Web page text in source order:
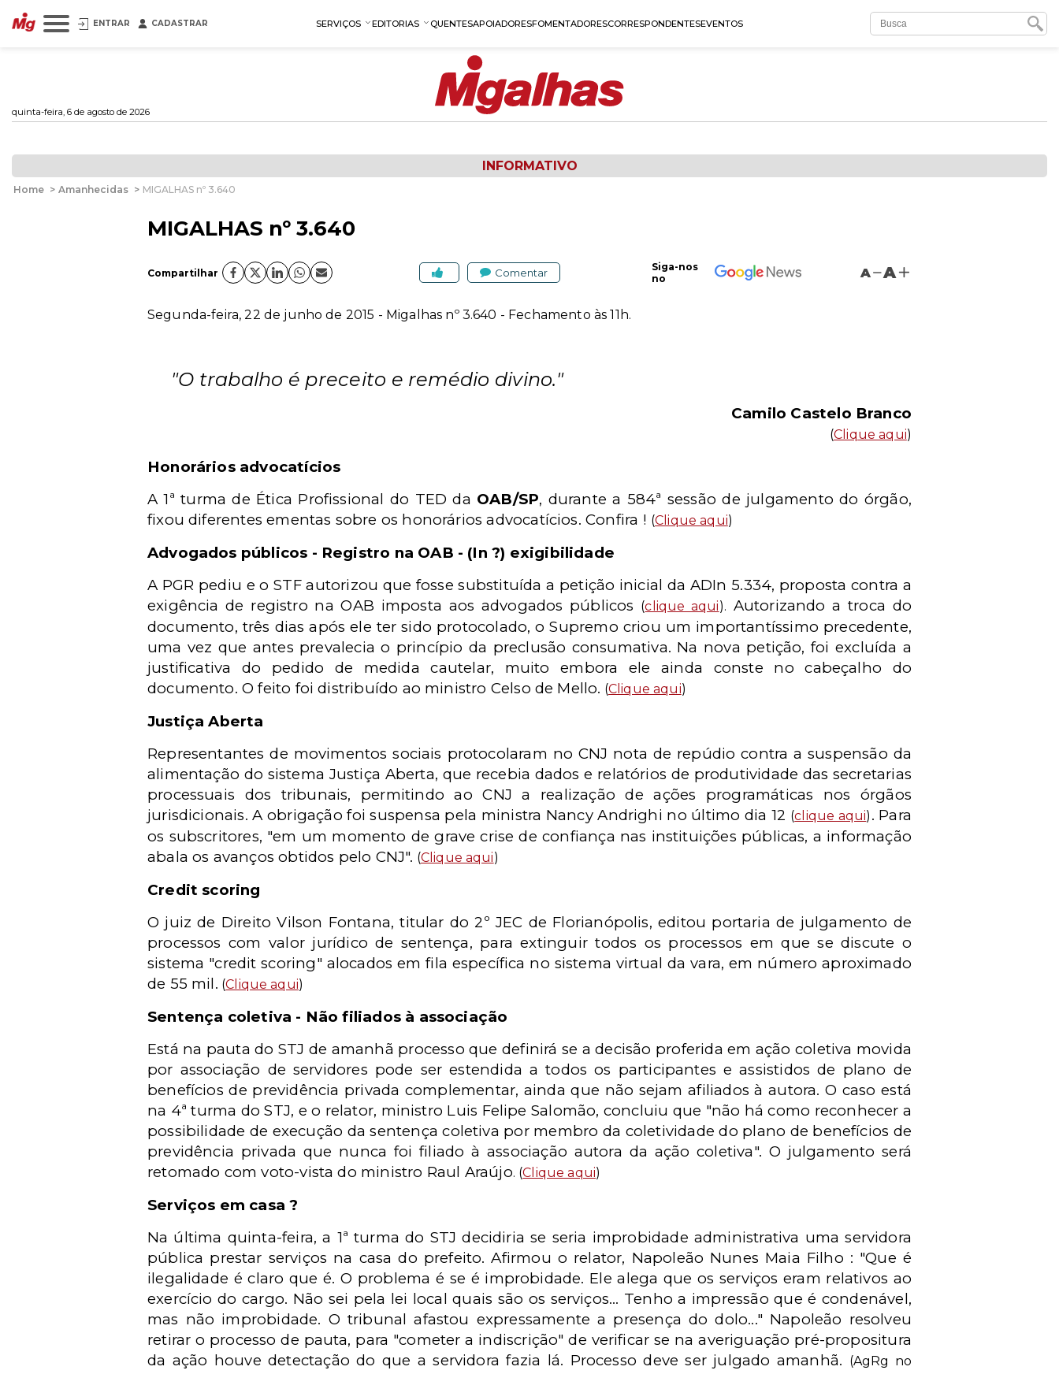
ENTRAR CADASTRAR SERVIÇOS EDITORIAS QUENTESAPOIADORESFOMENTADORESCORRESPONDENTESEVENTOS
quinta-feira, 6 de agosto de 2026
INFORMATIVO
Home > Amanhecidas > MIGALHAS nº 3.640
MIGALHAS nº 3.640
Compartilhar Comentar
Siga-nos
no
A A
Segunda-feira, 22 de junho de 2015 - Migalhas nº 3.640 - Fechamento às 11h.
"O trabalho é preceito e remédio divino."
Camilo Castelo Branco
(Clique aqui)
Honorários advocatícios
A 1ª turma de Ética Profissional do TED da OAB/SP, durante a 584ª sessão de julgamento do órgão,
fixou diferentes ementas sobre os honorários advocatícios. Confira ! (Clique aqui)
Advogados públicos - Registro na OAB - (In ?) exigibilidade
A PGR pediu e o STF autorizou que fosse substituída a petição inicial da ADIn 5.334, proposta contra a
exigência de registro na OAB imposta aos advogados públicos (clique aqui). Autorizando a troca do
documento, três dias após ele ter sido protocolado, o Supremo criou um importantíssimo precedente,
uma vez que antes prevalecia o princípio da preclusão consumativa. Na nova petição, foi excluída a
justificativa do pedido de medida cautelar, muito embora ele ainda conste no cabeçalho do
documento. O feito foi distribuído ao ministro Celso de Mello. (Clique aqui)
Justiça Aberta
Representantes de movimentos sociais protocolaram no CNJ nota de repúdio contra a suspensão da
alimentação do sistema Justiça Aberta, que recebia dados e relatórios de produtividade das secretarias
processuais dos tribunais, permitindo ao CNJ a realização de ações programáticas nos órgãos
jurisdicionais. A obrigação foi suspensa pela ministra Nancy Andrighi no último dia 12 (clique aqui) . Para
os subscritores, "em um momento de grave crise de confiança nas instituições públicas, a informação
abala os avanços obtidos pelo CNJ". (Clique aqui)
Credit scoring
O juiz de Direito Vilson Fontana, titular do 2º JEC de Florianópolis, editou portaria de julgamento de
processos com valor jurídico de sentença, para extinguir todos os processos em que se discute o
sistema "credit scoring" alocados em fila específica no sistema virtual da vara, em número aproximado
de 55 mil. (Clique aqui)
Sentença coletiva - Não filiados à associação
Está na pauta do STJ de amanhã processo que definirá se a decisão proferida em ação coletiva movida
por associação de servidores pode ser estendida a todos os participantes e assistidos de plano de
benefícios de previdência privada complementar, ainda que não sejam afiliados à autora. O caso está
na 4ª turma do STJ, e o relator, ministro Luis Felipe Salomão, concluiu que "não há como reconhecer a
possibilidade de execução da sentença coletiva por membro da coletividade do plano de benefícios de
previdência privada que nunca foi filiado à associação autora da ação coletiva". O julgamento será
retomado com voto-vista do ministro Raul Araújo. (Clique aqui)
Serviços em casa ?
Na última quinta-feira, a 1ª turma do STJ decidiria se seria improbidade administrativa uma servidora
pública prestar serviços na casa do prefeito. Afirmou o relator, Napoleão Nunes Maia Filho : "Que é
ilegalidade é claro que é. O problema é se é improbidade. Ele alega que os serviços eram relativos ao
exercício do cargo. Não sei pela lei local quais são os serviços... Tenho a impressão que é condenável,
mas não improbidade. O tribunal afastou expressamente a presença do dolo..." Napoleão resolveu
retirar o processo de pauta, para "cometer a indiscrição" de verificar se na averiguação pré-propositura
da ação houve detectação do que a servidora fazia lá. Processo deve ser julgado amanhã. (AgRg no